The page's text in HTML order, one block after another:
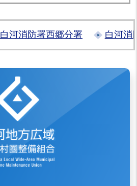
白河消防署西郷分署 白河消
白河地方広域市